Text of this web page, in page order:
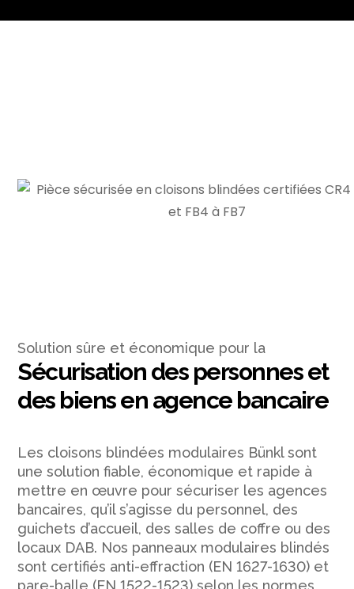
Solution sûre et économique pour la
Sécurisation des personnes et
des biens en agence bancaire
Les cloisons blindées modulaires Bünkl sont
une solution fiable, économique et rapide à
mettre en œuvre pour sécuriser les agences
bancaires, qu’il s’agisse du personnel, des
guichets d’accueil, des salles de coffre ou des
locaux DAB. Nos panneaux modulaires blindés
sont certifiés anti-effraction (EN 1627-1630) et
pare-balle (EN 1522-1523) selon les normes